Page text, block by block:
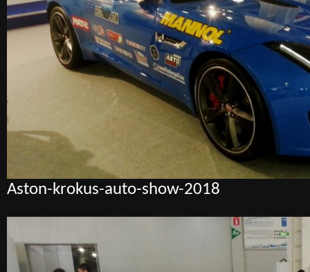
Aston-krokus-auto-show-2018